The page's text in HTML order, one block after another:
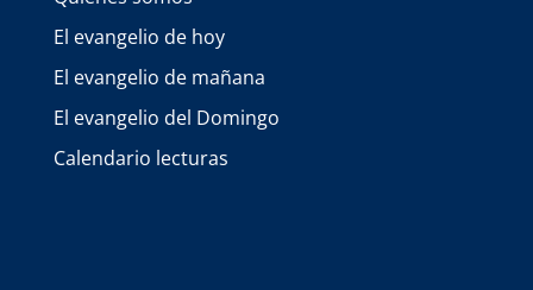
El evangelio de hoy
El evangelio de mañana
El evangelio del Domingo
Calendario lecturas